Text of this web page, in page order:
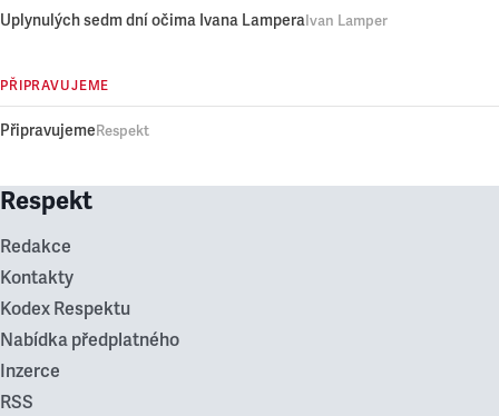
Uplynulých sedm dní očima Ivana Lampera Ivan Lamper
PŘIPRAVUJEME
PřipravujemeRespekt
Respekt
Redakce
Kontakty
Kodex Respektu
Nabídka předplatného
Inzerce
RSS